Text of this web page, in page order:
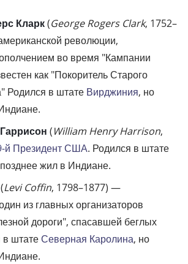
Кларк(George Rogers Clark, 1752–
революции,
во время "Кампании
как "Покоритель Старого
Родился в штате Вирджиния, но
(William Henry Harrison,
й Президент США. Родился в штате
жил в Индиане.
(Levi Coffin, 1798–1877) —
из главных организаторов
дороги", спасавшей беглых
в штатеСеверная Каролина, но